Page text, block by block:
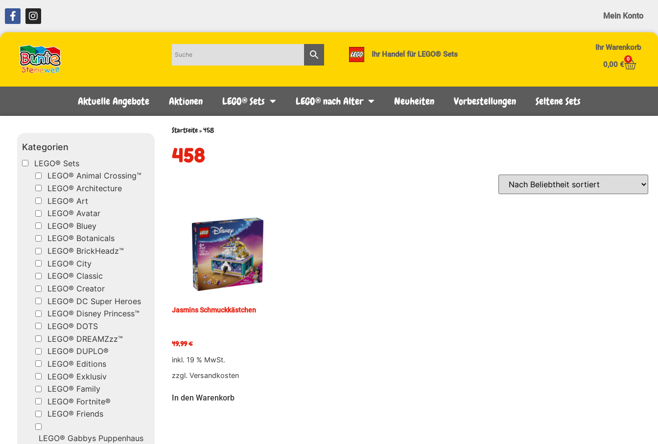
Mein Konto
Ihr Handel für LEGO® Sets
Ihr Warenkorb
0,00 €
0
Aktuelle Angebote Aktionen LEGO® Sets LEGO® nach Alter Neuheiten Vorbestellungen Seltene Sets
Kategorien
LEGO® Sets
LEGO® Animal Crossing™
LEGO® Architecture
LEGO® Art
LEGO® Avatar
LEGO® Bluey
LEGO® Botanicals
LEGO® BrickHeadz™
LEGO® City
LEGO® Classic
LEGO® Creator
LEGO® DC Super Heroes
LEGO® Disney Princess™
LEGO® DOTS
LEGO® DREAMZzz™
LEGO® DUPLO®
LEGO® Editions
LEGO® Exklusiv
LEGO® Family
LEGO® Fortnite®
LEGO® Friends
LEGO® Gabbys Puppenhaus
Startseite»458
458
Jasmins Schmuckkästchen
49,99€
inkl. 19 % MwSt.
zzgl. Versandkosten
In den Warenkorb